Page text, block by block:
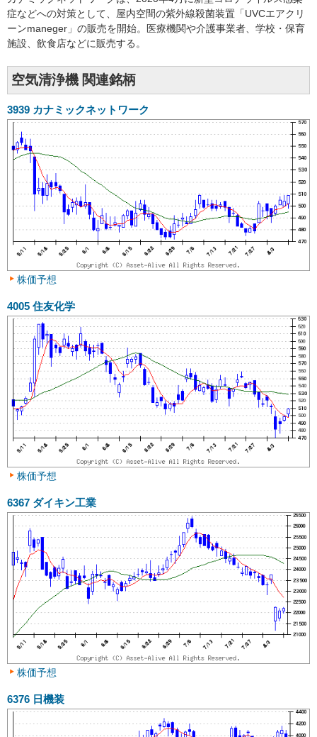
症などへの対策として、屋内空間の紫外線殺菌装置「UVCエアクリ
ーンmaneger」の販売を開始。医療機関や介護事業者、学校・保育
施設、飲食店などに販売する。
空気清浄機 関連銘柄
3939 カナミックネットワーク
株価予想
4005 住友化学
株価予想
6367 ダイキン工業
株価予想
6376 日機装